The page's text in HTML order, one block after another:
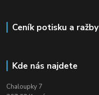
Ceník potisku a ražby
Kde nás najdete
Chaloupky 7